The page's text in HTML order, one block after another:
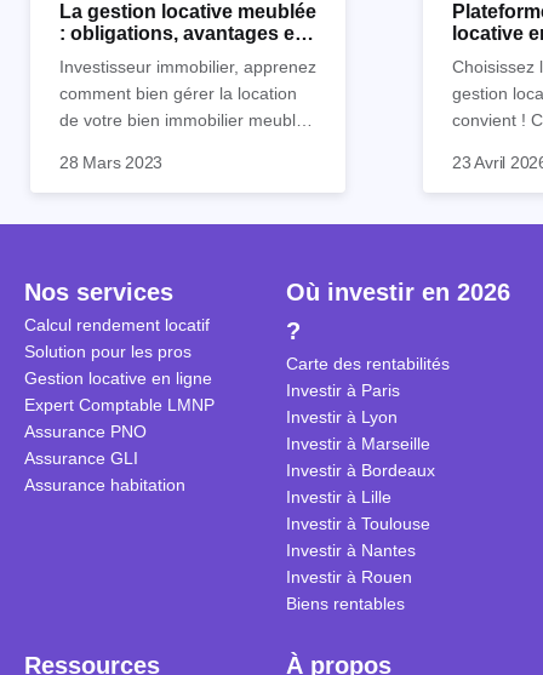
La gestion locative meublée
: obligations, avantages et
Investisseur immobilier, apprenez
comment bien gérer la location
de votre bien immobilier meublé !
obligations en tant que
inconvénients présente ce type
28 Mars 2023
locative
Choisissez
gestion
convient !
découvrez
23 Avril
Nos services
Calcul rendement locatif
Solution pour les pros
Gestion locative en ligne
Expert Comptable LMNP
Assurance PNO
Assurance GLI
Assurance habitation
Où investir en 2026
?
Carte des rentabilités
Investir à Paris
Investir à Lyon
Investir à Marseille
Investir à Bordeaux
Investir à Lille
Investir à Toulouse
Investir à Nantes
Investir à Rouen
Biens rentables
Ressources À propos